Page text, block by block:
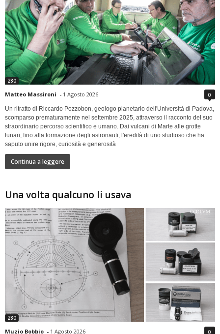
280
Matteo Massironi - 1 Agosto 2026 0
Un ritratto di Riccardo Pozzobon, geologo planetario dell'Università di Padova,
scomparso prematuramente nel settembre 2025, attraverso il racconto del suo
straordinario percorso scientifico e umano. Dai vulcani di Marte alle grotte
lunari, fino alla formazione degli astronauti, l'eredità di uno studioso che ha
saputo unire rigore, curiosità e generosità
Continua a leggere
Una volta qualcuno li usava
280
Muzio Bobbio - 1 Agosto 2026 0